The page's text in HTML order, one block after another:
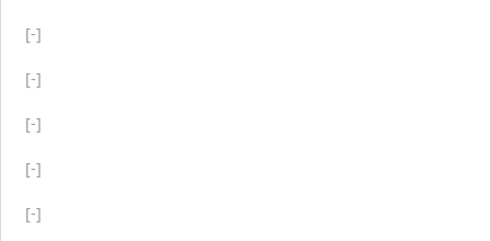
[-]
[-]
[-]
[-]
[-]